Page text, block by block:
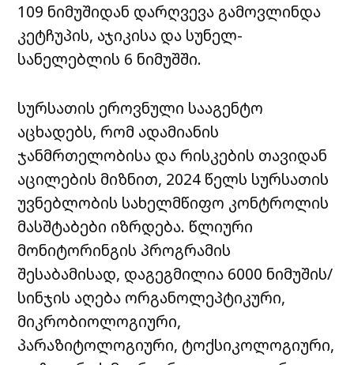
109 ნიმუშიდან დარღვევა გამოვლინდა
კეტჩუპის, აჯიკისა და სუნელ-
სანელებლის 6 ნიმუშში.
სურსათის ეროვნული სააგენტო
აცხადებს, რომ ადამიანის
ჯანმრთელობისა და რისკების თავიდან
აცილების მიზნით, 2024 წელს სურსათის
უვნებლობის სახელმწიფო კონტროლის
მასშტაბები იზრდება. წლიური
მონიტორინგის პროგრამის
შესაბამისად, დაგეგმილია 6000 ნიმუშის/
სინჯის აღება ორგანოლეპტიკური,
მიკრობიოლოგიური,
პარაზიტოლოგიური, ტოქსიკოლოგიური,